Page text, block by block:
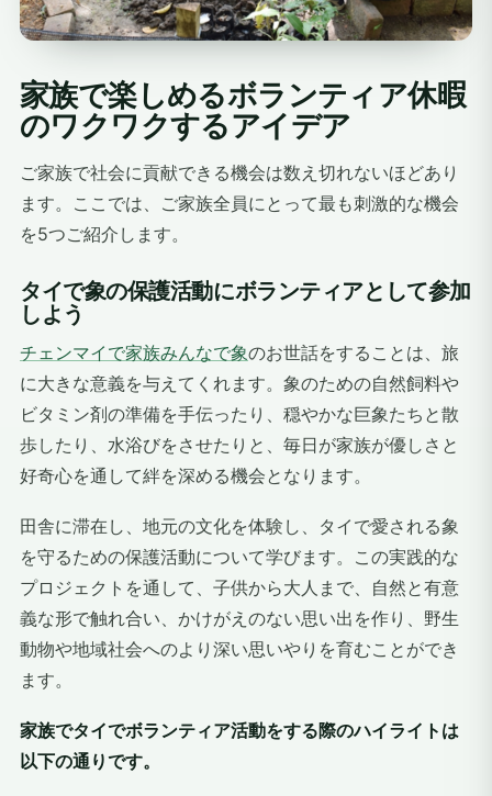
家族で楽しめるボランティア休暇
のワクワクするアイデア
ご家族で社会に貢献できる機会は数え切れないほどあり
ます。ここでは、ご家族全員にとって最も刺激的な機会
を5つご紹介します。
タイで象の保護活動にボランティアとして参加
しよう
チェンマイで家族みんなで象のお世話をすることは、旅
に大きな意義を与えてくれます。象のための自然飼料や
ビタミン剤の準備を手伝ったり、穏やかな巨象たちと散
歩したり、水浴びをさせたりと、毎日が家族が優しさと
好奇心を通して絆を深める機会となります。
田舎に滞在し、地元の文化を体験し、タイで愛される象
を守るための保護活動について学びます。この実践的な
プロジェクトを通して、子供から大人まで、自然と有意
義な形で触れ合い、かけがえのない思い出を作り、野生
動物や地域社会へのより深い思いやりを育むことができ
ます。
家族でタイでボランティア活動をする際のハイライトは
以下の通りです。